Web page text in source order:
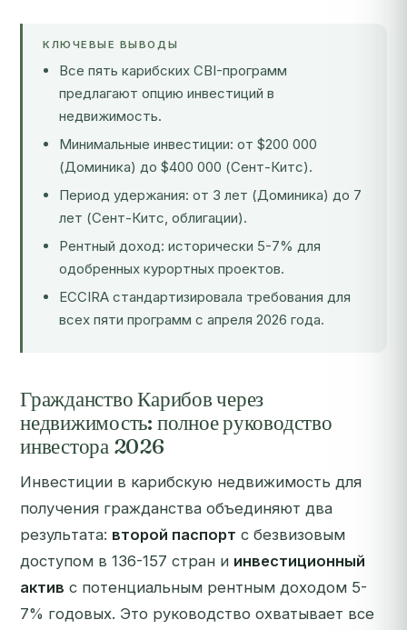
КЛЮЧЕВЫЕ ВЫВОДЫ
Все пять карибских CBI-программ
предлагают опцию инвестиций в
недвижимость.
Минимальные инвестиции: от $200 000
(Доминика) до $400 000 (Сент-Китс).
Период удержания: от 3 лет (Доминика) до 7
лет (Сент-Китс, облигации).
Рентный доход: исторически 5-7% для
одобренных курортных проектов.
ECCIRA стандартизировала требования для
всех пяти программ с апреля 2026 года.
Гражданство Карибов через
недвижимость: полное руководство
инвестора 2026
Инвестиции в карибскую недвижимость для
получения гражданства объединяют два
результата: второй паспорт с безвизовым
доступом в 136-157 стран и инвестиционный
актив с потенциальным рентным доходом 5-
7% годовых. Это руководство охватывает все